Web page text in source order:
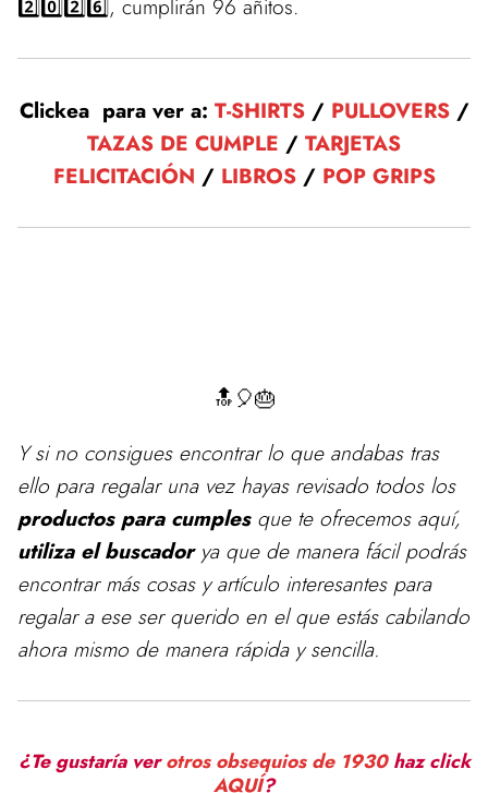
2️⃣0️⃣2️⃣6️⃣, cumplirán 96 añitos.
Clickea para ver a: T-SHIRTS/ PULLOVERS/
TAZAS DE CUMPLE / TARJETAS
FELICITACIÓN / LIBROS/ POP GRIPS
🔝🎈🎂
Y si no consigues encontrar lo que andabas tras
ello para regalaruna vez hayas revisado todos los
productos para cumplesque te ofrecemos aquí,
utiliza el buscadorya que de manera fácil podrás
encontrar más cosas y artículo interesantes para
regalar a ese ser querido en el que estás cabilando
ahora mismo de manera rápida y sencilla.
¿Te gustaría verotros obsequios de 1930haz click
AQUÍ?